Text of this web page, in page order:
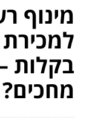
מינוף
למכירת
בקלות
מחכים?